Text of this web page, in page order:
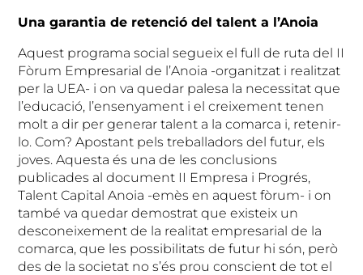
Una garantia de retenció del talent a l’Anoia
Aquest programa social segueix el full de ruta del II
Fòrum Empresarial de l’Anoia -organitzat i realitzat
per la UEA- i on va quedar palesa la necessitat que
l’educació, l’ensenyament i el creixement tenen
molt a dir per generar talent a la comarca i, retenir-
lo. Com? Apostant pels treballadors del futur, els
joves. Aquesta és una de les conclusions
publicades al document II Empresa i Progrés,
Talent Capital Anoia -emès en aquest fòrum- i on
també va quedar demostrat que existeix un
desconeixement de la realitat empresarial de la
comarca, que les possibilitats de futur hi són, però
des de la societat no s’és prou conscient de tot el